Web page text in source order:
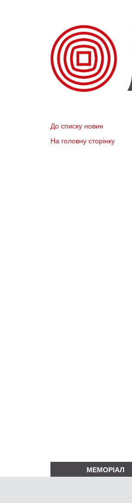
До списку новин
На головну сторінку
МЕМОРІАЛ